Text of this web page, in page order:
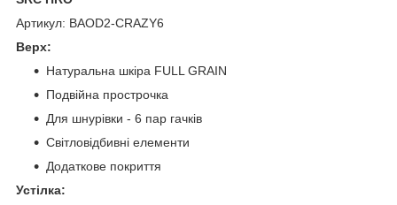
Артикул: BAOD2-CRAZY6
Верх:
Натуральна шкіра FULL GRAIN
Подвійна прострочка
Для шнурівки - 6 пар гачків
Світловідбивні елементи
Додаткове покриття
Устілка: